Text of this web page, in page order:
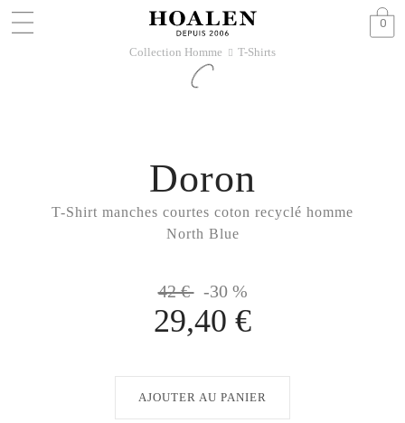
0
Collection Homme 􀆊 T-Shirts
T-Shirt manches courtes coton recyclé homme
North Blue
Doron
42 € -30 %
29,40 €
AJOUTER AU PANIER